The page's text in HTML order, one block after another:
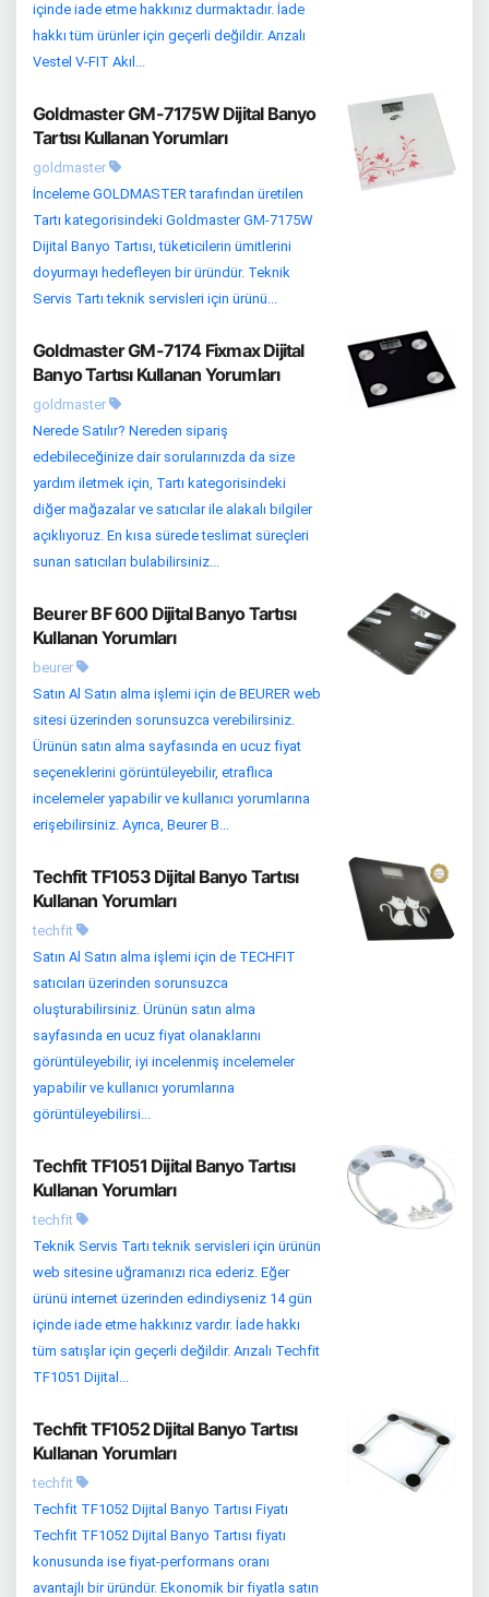
içinde iade etme hakkınız durmaktadır. İade
hakkı tüm ürünler için geçerli değildir. Arızalı
Vestel V-FIT Akıl...
Goldmaster GM-7175W Dijital Banyo
Tartısı Kullanan Yorumları
goldmaster
İnceleme GOLDMASTER tarafından üretilen
Tartı kategorisindeki Goldmaster GM-7175W
Dijital Banyo Tartısı, tüketicilerin ümitlerini
doyurmayı hedefleyen bir üründür. Teknik
Servis Tartı teknik servisleri için ürünü...
Goldmaster GM-7174 Fixmax Dijital
Banyo Tartısı Kullanan Yorumları
goldmaster
Nerede Satılır? Nereden sipariş
edebileceğinize dair sorularınızda da size
yardım iletmek için, Tartı kategorisindeki
diğer mağazalar ve satıcılar ile alakalı bilgiler
açıklıyoruz. En kısa sürede teslimat süreçleri
sunan satıcıları bulabilirsiniz...
Beurer BF 600 Dijital Banyo Tartısı
Kullanan Yorumları
beurer
Satın Al Satın alma işlemi için de BEURER web
sitesi üzerinden sorunsuzca verebilirsiniz.
Ürünün satın alma sayfasında en ucuz fiyat
seçeneklerini görüntüleyebilir, etraflıca
incelemeler yapabilir ve kullanıcı yorumlarına
erişebilirsiniz. Ayrıca, Beurer B...
Techfit TF1053 Dijital Banyo Tartısı
Kullanan Yorumları
techfit
Satın Al Satın alma işlemi için de TECHFIT
satıcıları üzerinden sorunsuzca
oluşturabilirsiniz. Ürünün satın alma
sayfasında en ucuz fiyat olanaklarını
görüntüleyebilir, iyi incelenmiş incelemeler
yapabilir ve kullanıcı yorumlarına
görüntüleyebilirsi...
Techfit TF1051 Dijital Banyo Tartısı
Kullanan Yorumları
techfit
Teknik Servis Tartı teknik servisleri için ürünün
web sitesine uğramanızı rica ederiz. Eğer
ürünü internet üzerinden edindiyseniz 14 gün
içinde iade etme hakkınız vardır. İade hakkı
tüm satışlar için geçerli değildir. Arızalı Techfit
TF1051 Dijital...
Techfit TF1052 Dijital Banyo Tartısı
Kullanan Yorumları
techfit
Techfit TF1052 Dijital Banyo Tartısı Fiyatı
Techfit TF1052 Dijital Banyo Tartısı fiyatı
konusunda ise fiyat-performans oranı
avantajlı bir üründür. Ekonomik bir fiyatla satın